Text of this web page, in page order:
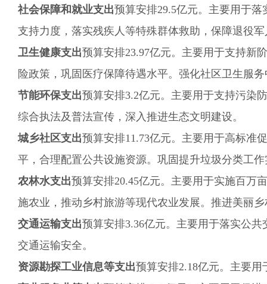
社会保障和就业支出预算安排29.5亿元。 主要用于落
支持力度，落实残疾人等特殊群体救助，保障退役
卫生健康支出预算安排23.97亿元。 主要用于支持新
险政策，巩固医疗保障待遇水平。强化社区卫生服
节能环保支出预算安排3.2亿元。 主要用于支持污染
综合执法及普法宣传，深入推进生态文明建设。
城乡社区支出预算安排11.73亿元。主要用于高标准
平，合理配置公共设施资源。巩固提升垃圾分类工
农林水支出预算安排20.45亿元。主要用于实施百万
施农业，推动乡村旅游等现代农业发展。推进美丽
交通运输支出预算安排3.36亿元。主要用于落实公共
交通运输安全。
资源勘探工业信息等支出预算安排2.18亿元。主要